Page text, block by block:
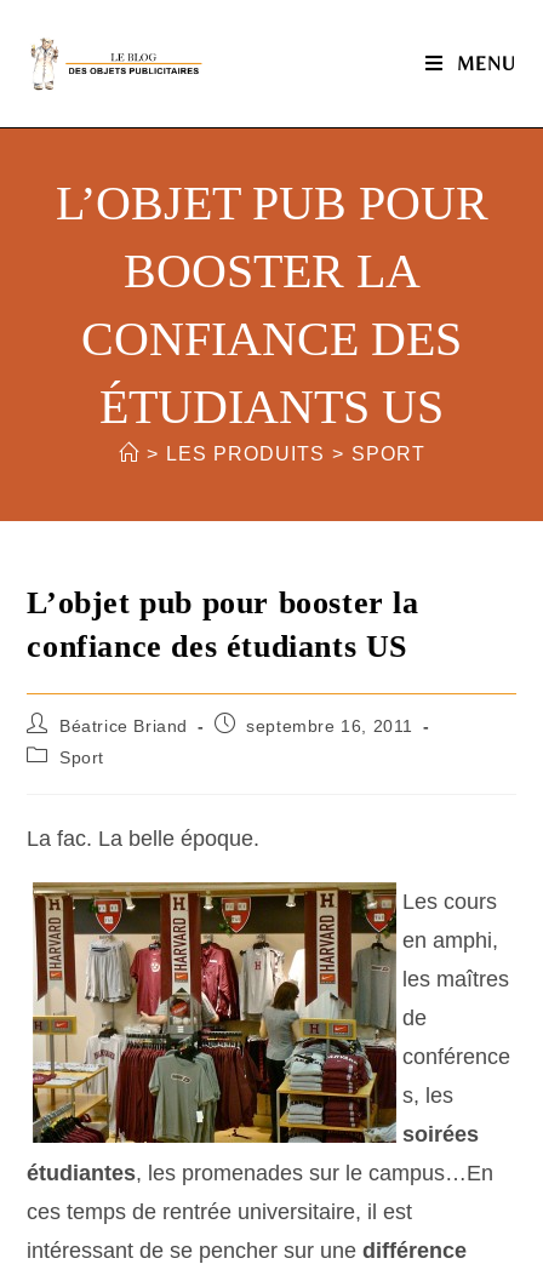
MENU
L’OBJET PUB POUR
BOOSTER LA
CONFIANCE DES
ÉTUDIANTS US
> LES PRODUITS > SPORT
L’objet pub pour booster la
confiance des étudiants US
Béatrice Briand
septembre 16, 2011
Sport
La fac. La belle époque.
Les cours
en amphi,
les maîtres
de
conférence
s, les
soirées
étudiantes, les promenades sur le campus…En
ces temps de rentrée universitaire, il est
intéressant de se pencher sur unedifférence